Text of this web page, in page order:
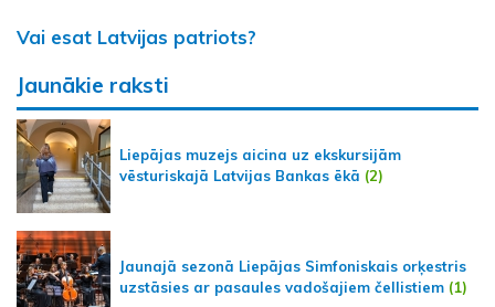
Vai esat Latvijas patriots?
Jaunākie raksti
Liepājas muzejs aicina uz ekskursijām
vēsturiskajā Latvijas Bankas ēkā (2)
Jaunajā sezonā Liepājas Simfoniskais orķestris
uzstāsies ar pasaules vadošajiem čellistiem (1)